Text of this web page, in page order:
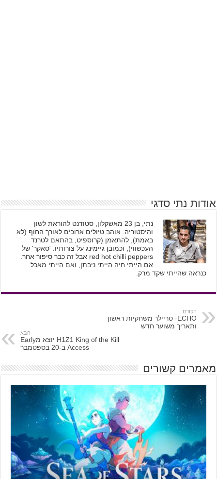
אודות נתי סדגי
נתי, בן 23 מאשקלון, סטודנט להוראת לשון
והיסטוריה. אוהב טיולים ארוכים לאורך החוף (לא
באמת), להתאמן (קרוספיט, בהתאם לטרנד
העכשווי), וכמובן גיימינג על צורותיו. 'סאקר' של
red hot chilli peppers אבל זה כבר סיפור אחר.
אם הייתי חיה הייתי ניבתן, ואם הייתי מאכל
כנראה שהייתי שקד מרק.
הקודם
ECHO- טריילר משחקיות ראשון
ותאריך משוער חדש
הבא
H1Z1 King of the Kill יוצא מEarly
Access ב-20 בספטמבר
מאמרים קשורים